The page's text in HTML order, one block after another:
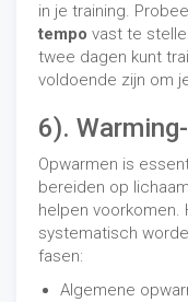
in je training.
tempo vast te
twee dagen kunt
voldoende zijn om
6).
Opwarmen is
bereiden op
helpen
systematisch
fasen:
Algemene